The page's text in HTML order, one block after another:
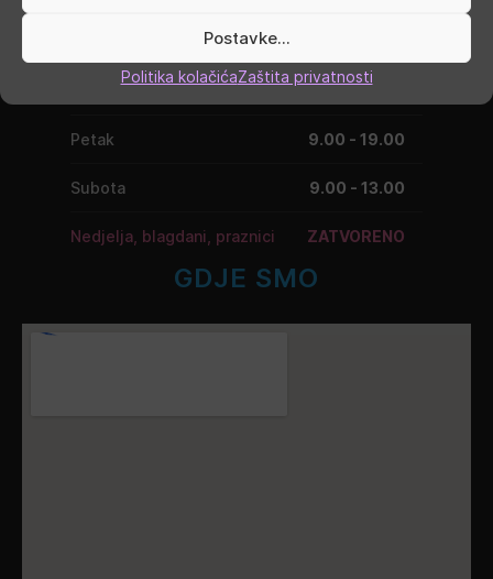
Postavke...
Politika kolačićaZaštita privatnosti
Četvrtak 9.00 - 16.00
Petak 9.00 - 19.00
Subota 9.00 - 13.00
Nedjelja, blagdani, praznici ZATVORENO
GDJE SMO